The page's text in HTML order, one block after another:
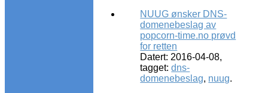
NUUG ønsker DNS-
domenebeslag av
popcorn-time.no prøvd
for retten
Datert: 2016-04-08,
tagget:dns-
domenebeslag, nuug.